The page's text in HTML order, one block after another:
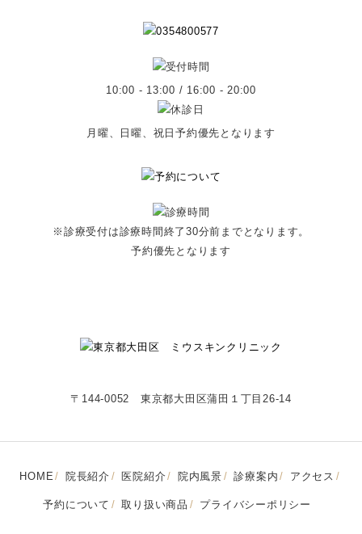
10:00 - 13:00 / 16:00 - 20:00
月曜、日曜、祝日予約優先となります
※診療受付は診療時間終了30分前までとなります。
予約優先となります
〒144-0052 東京都大田区蒲田１丁目26-14
HOME 院長紹介 医院紹介 院内風景 診療案内 アクセス
予約について 取り扱い商品 プライバシーポリシー